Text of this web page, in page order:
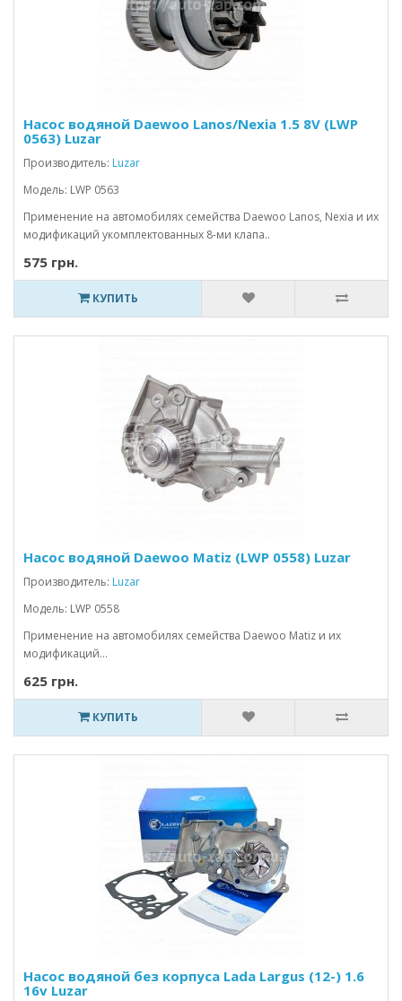
Насос водяной Daewoo Lanos/Nexia 1.5 8V (LWP
0563) Luzar
Производитель: Luzar
Модель: LWP 0563
Применение на автомобилях семейства Daewoo Lanos, Nexia и их
модификаций укомплектованных 8-ми клапа..
575 грн.
КУПИТЬ
Насос водяной Daewoo Мatiz (LWP 0558) Luzar
Производитель: Luzar
Модель: LWP 0558
Применение на автомобилях семейства Daewoo Matiz и их
модификаций...
625 грн.
КУПИТЬ
Насос водяной без корпуса Lada Largus (12-) 1.6
16v Luzar